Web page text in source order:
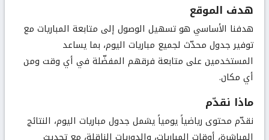
هدف الموقع
هدفنا الأساسي هو تسهيل الوصول إلى متابعة المباريات مع
توفير جدول محدّث لجميع مباريات اليوم، بما يساعد
المستخدمين على متابعة فرقهم المفضّلة في أي وقت ومن
أي مكان.
ماذا نقدّم
نقدّم محتوى رياضياً يومياً يشمل جدول مباريات اليوم، النتائج